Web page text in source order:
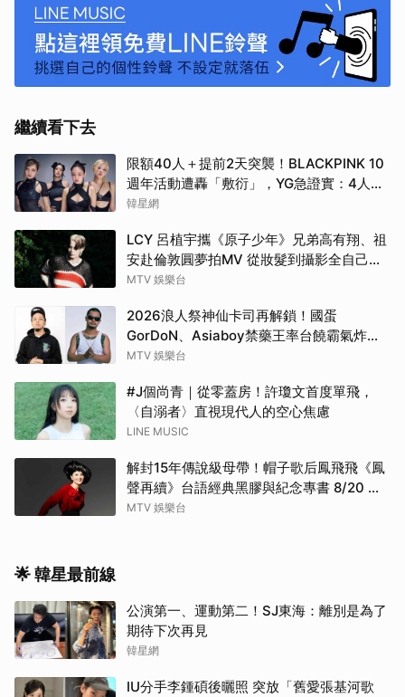
繼續看下去
限額40人＋提前2天突襲！BLACKPINK 10
週年活動遭轟「敷衍」，YG急證實：4人確
定完全體出席
韓星網
LCY 呂植宇攜《原子少年》兄弟高有翔、祖
安赴倫敦圓夢拍MV 從妝髮到攝影全自己
來！
MTV 娛樂台
2026浪人祭神仙卡司再解鎖！國蛋
GorDoN、Asiaboy禁藥王率台饒霸氣炸翻
府城 11 月安平重磅開躁！
MTV 娛樂台
#J個尚青｜從零蓋房！許瓊文首度單飛，
〈自溺者〉直視現代人的空心焦慮
LINE MUSIC
解封15年傳說級母帶！帽子歌后鳳飛飛《鳳
聲再續》台語經典黑膠與紀念專書 8/20 珍
藏預購
MTV 娛樂台
🌟 韓星最前線
公演第一、運動第二！SJ東海：離別是為了
期待下次再見
韓星網
IU分手李鍾碩後曬照 突放「舊愛張基河歌